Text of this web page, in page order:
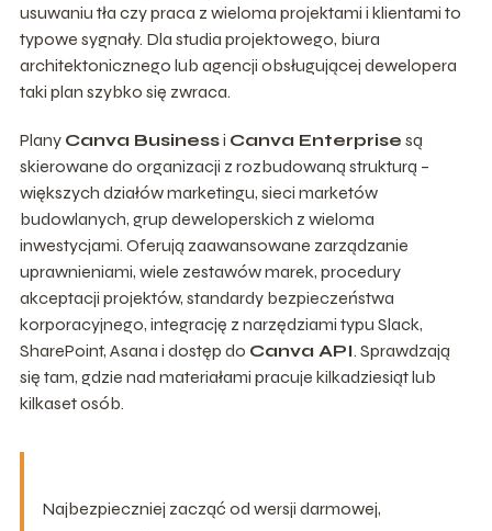
usuwaniu tła czy praca z wieloma projektami i klientami to
typowe sygnały. Dla studia projektowego, biura
architektonicznego lub agencji obsługującej dewelopera
taki plan szybko się zwraca.
Plany Canva Businessi Canva Enterprise są
skierowane do organizacji z rozbudowaną strukturą –
większych działów marketingu, sieci marketów
budowlanych, grup deweloperskich z wieloma
inwestycjami. Oferują zaawansowane zarządzanie
uprawnieniami, wiele zestawów marek, procedury
akceptacji projektów, standardy bezpieczeństwa
korporacyjnego, integrację z narzędziami typu Slack,
SharePoint, Asana i dostęp do Canva API. Sprawdzają
się tam, gdzie nad materiałami pracuje kilkadziesiąt lub
kilkaset osób.
Najbezpieczniej zacząć od wersji darmowej,